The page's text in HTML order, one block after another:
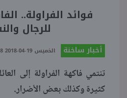
نتيجة الثانوية
فنجان
فوائد الفراولة..
للرجال
أخبار ساخنة الخميس 19-04-2018 06:18 مـ
تنتمي فاكهة الفراولة إلى
كثيرة وكذلك بعض الأضرار.